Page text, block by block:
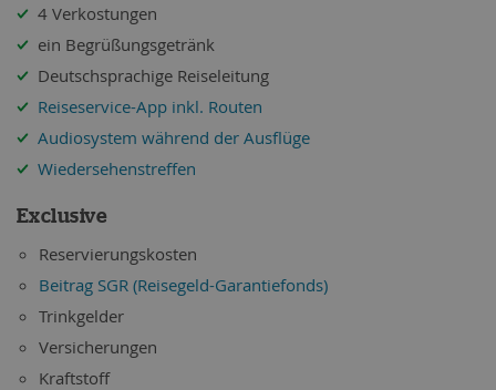
4 Verkostungen
ein Begrüßungsgetränk
Deutschsprachige Reiseleitung
Reiseservice-App inkl. Routen
Audiosystem während der Ausflüge
Wiedersehenstreffen
Exclusive
Reservierungskosten
Beitrag SGR (Reisegeld-Garantiefonds)
Trinkgelder
Versicherungen
Kraftstoff